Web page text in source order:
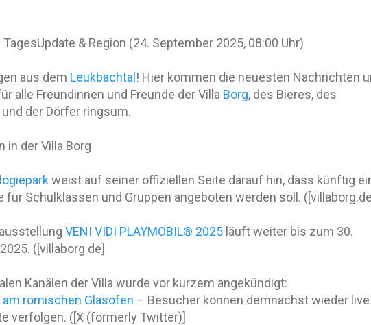
TagesUpdate & Region (24. September 2025, 08:00 Uhr)
aus dem Leukbachtal! Hier kommen die neuesten Nachrichten
alle Freundinnen und Freunde der Villa Borg, des Bieres, des
der Dörfer ringsum.
in der Villa Borg
weist auf seiner offiziellen Seite darauf hin, dass künftig
für Schulklassen und Gruppen angeboten werden soll.
VENI VIDI PLAYMOBIL® 2025 läuft weiter bis zum 30.
([villaborg.de]
Kanälen der Villa wurde vor kurzem angekündigt:
am römischen Glasofen – Besucher können demnächst wieder live
verfolgen. ([X (formerly Twitter)]